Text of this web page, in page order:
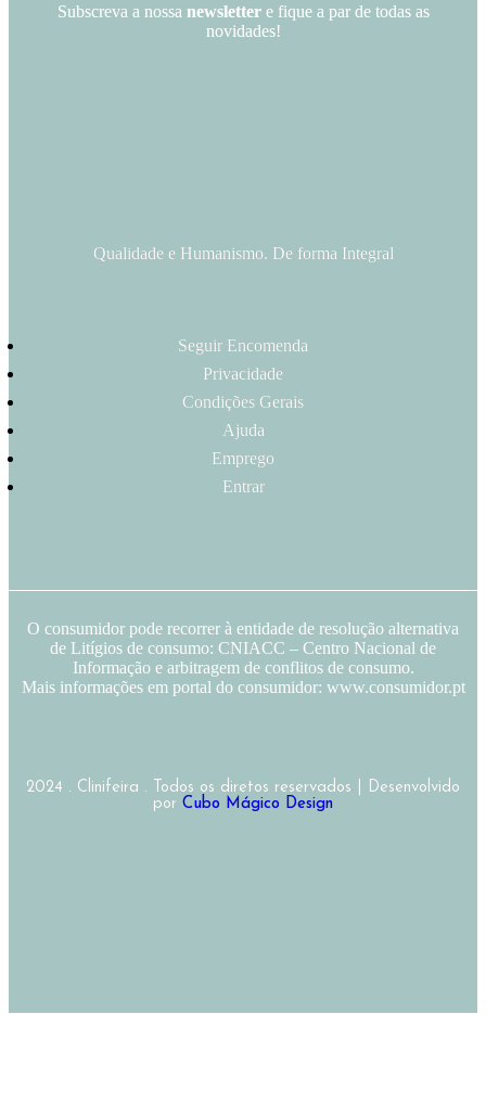
Subscreva a nossa newslettere fique a par de todas as
novidades!
Qualidade e Humanismo. De forma Integral
Seguir Encomenda
Privacidade
Condições Gerais
Ajuda
Emprego
Entrar
O consumidor pode recorrer à entidade de resolução alternativa
de Litígios de consumo: CNIACC – Centro Nacional de
Informação e arbitragem de conflitos de consumo.
Mais informações em portal do consumidor: www.consumidor.pt
2024 . Clinifeira . Todos os diretos reservados | Desenvolvido
por Cubo Mágico Design